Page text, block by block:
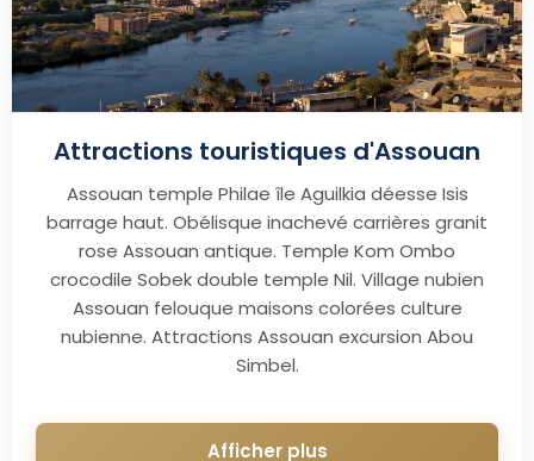
Attractions touristiques d'Assouan
Assouan temple Philae île Aguilkia déesse Isis
barrage haut. Obélisque inachevé carrières granit
rose Assouan antique. Temple Kom Ombo
crocodile Sobek double temple Nil. Village nubien
Assouan felouque maisons colorées culture
nubienne. Attractions Assouan excursion Abou
Simbel.
Afficher plus